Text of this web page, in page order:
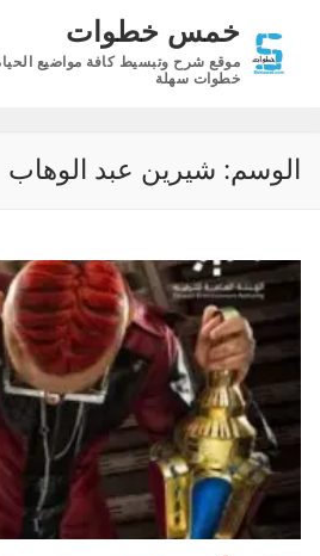
المحتوى
خمس خطوات
موقع شرح وتبسيط كافة مواضيع
خطوات سهلة
الوسم: شيرين عبد الوهاب